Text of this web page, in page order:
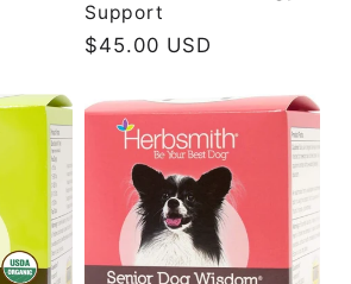
Support
Κανονική
$45.00 USD